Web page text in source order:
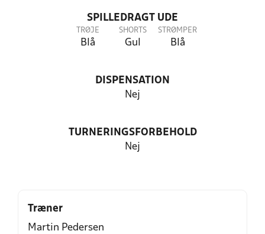
SPILLEDRAGT UDE
TRØJE
Blå
SHORTS
Gul
STRØMPER
Blå
DISPENSATION
Nej
TURNERINGSFORBEHOLD
Nej
Træner
Martin Pedersen